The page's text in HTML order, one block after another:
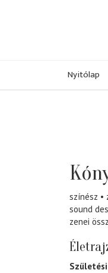
Nyitólap
színész
sound
zenei